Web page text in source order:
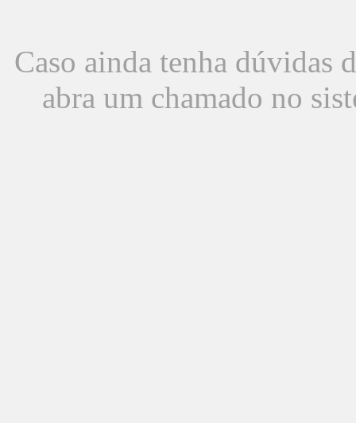
Caso ainda tenha dúvidas
abra um chamado no